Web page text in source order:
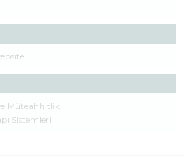
Müteahhitlik
Sistemleri